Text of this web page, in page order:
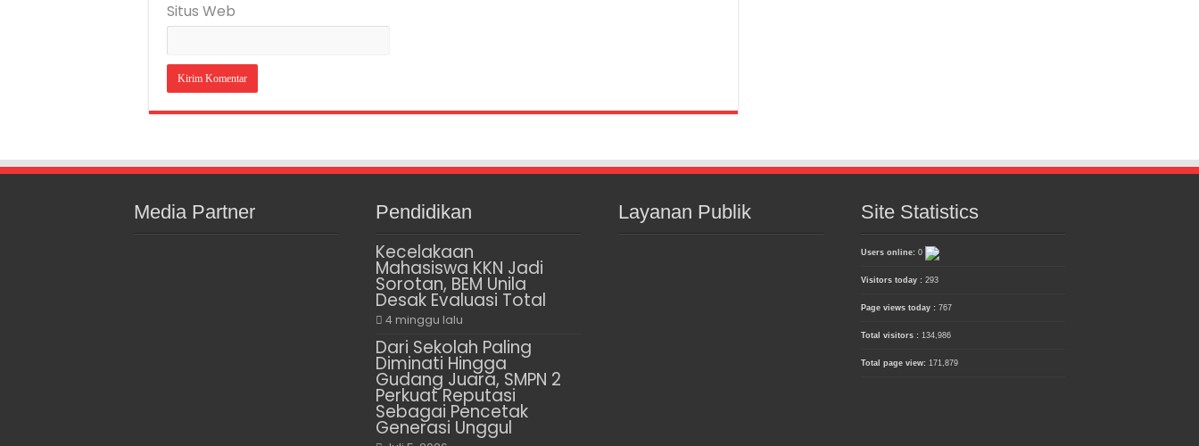
Situs Web
Media Partner Pendidikan
Kecelakaan
Mahasiswa KKN Jadi
Sorotan, BEM Unila
Desak Evaluasi Total
4 minggu lalu
Dari Sekolah Paling
Diminati Hingga
Gudang Juara, SMPN 2
Perkuat Reputasi
Sebagai Pencetak
Generasi Unggul
Layanan Publik Site Statistics
Users online: 0
Visitors today : 293
Page views today : 767
Total visitors : 134,986
Total page view: 171,879